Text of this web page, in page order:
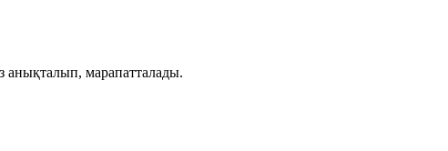
анықталып, марапатталады.